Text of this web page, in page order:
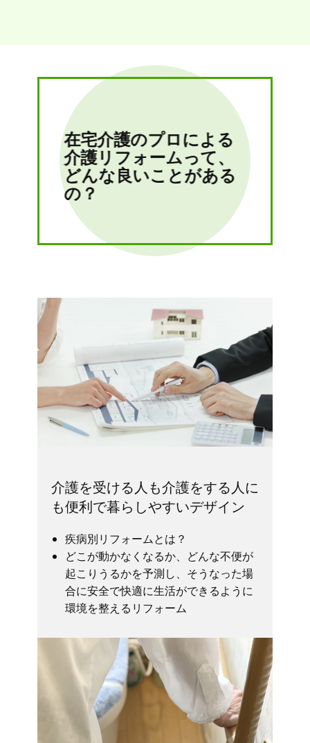
在宅介護のプロによる
介護リフォームって、
どんな良いことがある
の？
介護を受ける人も介護をする人に
も便利で暮らしやすいデザイン
疾病別リフォームとは？
どこが動かなくなるか、どんな不便が
起こりうるかを予測し、そうなった場
合に安全で快適に生活ができるように
環境を整えるリフォーム